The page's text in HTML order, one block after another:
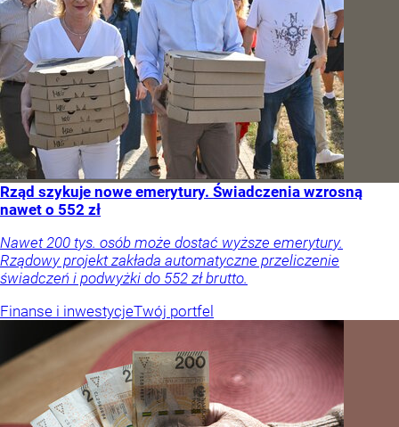
Rząd szykuje nowe emerytury. Świadczenia wzrosną
nawet o 552 zł
Nawet 200 tys. osób może dostać wyższe emerytury.
Rządowy projekt zakłada automatyczne przeliczenie
świadczeń i podwyżki do 552 zł brutto.
Finanse i inwestycjeTwój portfel